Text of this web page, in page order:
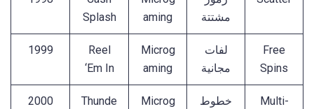
مشتتة
aming
Splash
Free
Spins
لفات
مجانية
Microg
aming
Reel
‘Em In
1999
Multi-
خطوط
Microg
Thunde
2000